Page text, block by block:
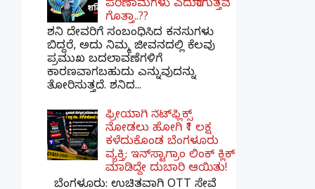
ಪರಿಣಾಮಗಳು ಎದುರಾಗುತ್ತವೆ
ಗೊತ್ತಾ..??
ಶನಿ ದೇವರಿಗೆ ಸಂಬಂಧಿಸಿದ ಕನಸುಗಳು
ಬಿದ್ದರೆ, ಅದು ನಿಮ್ಮ ಜೀವನದಲ್ಲಿ ಕೆಲವು
ಪ್ರಮುಖ ಬದಲಾವಣೆಗಳಿಗೆ
ಕಾರಣವಾಗಬಹುದು ಎನ್ನುವುದನ್ನು
ತೋರಿಸುತ್ತದೆ. ಶನಿದ...
ಫ್ರೀಯಾಗಿ ನೆಟ್‌ಫ್ಲಿಕ್ಸ್
ನೋಡಲು ಹೋಗಿ ₹1 ಲಕ್ಷ
ಕಳೆದುಕೊಂಡ ಬೆಂಗಳೂರು
ವ್ಯಕ್ತಿ; ಇನ್‌ಸ್ಟಾಗ್ರಾಂ ಲಿಂಕ್ ಕ್ಲಿಕ್
ಮಾಡಿದ್ದೇ ದುಬಾರಿ ಆಯಿತು!
ಬೆಂಗಳೂರು: ಉಚಿತವಾಗಿ OTT ಸೇವೆ